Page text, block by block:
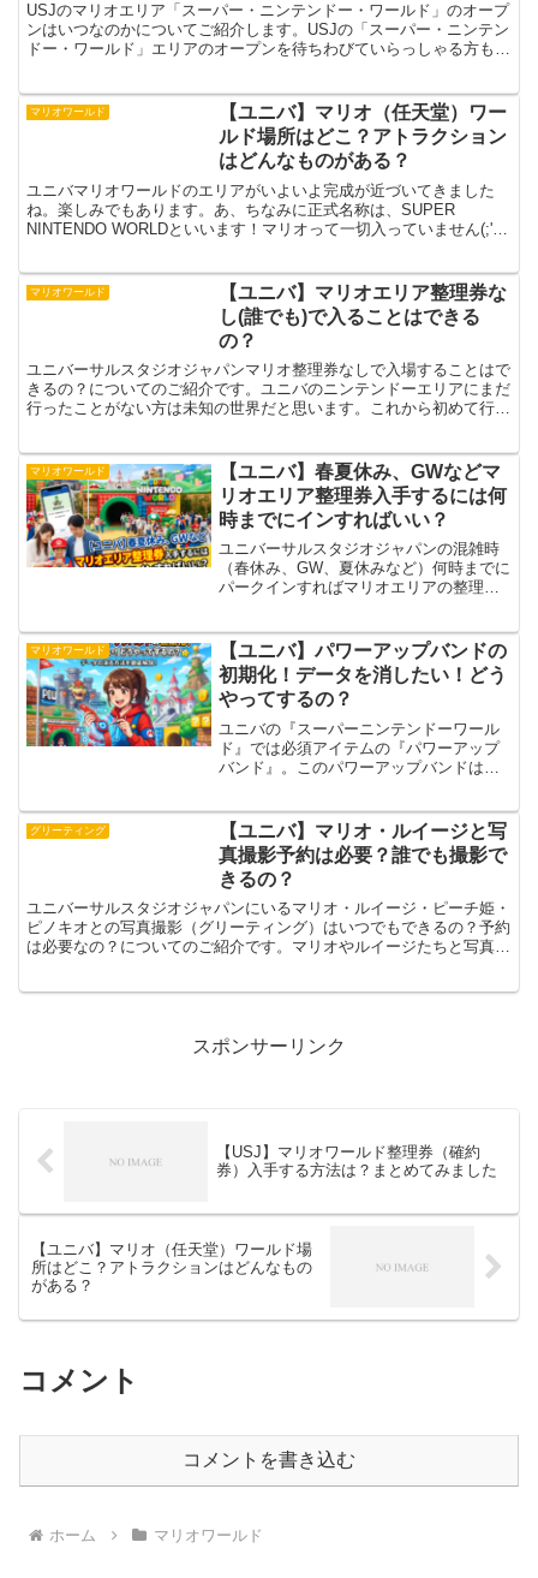
USJのマリオエリア「スーパー・ニンテンドー・ワールド」のオープ
ンはいつなのかについてご紹介します。USJの「スーパー・ニンテン
ドー・ワールド」エリアのオープンを待ちわびていらっしゃる方も多
マリオワールド
【ユニバ】マリオ（任天堂）ワー
ルド場所はどこ？アトラクション
はどんなものがある？
ユニバマリオワールドのエリアがいよいよ完成が近づいてきました
ね。楽しみでもあります。あ、ちなみに正式名称は、SUPER
NINTENDO WORLDといいます！マリオって一切入っていません(;'∀')
マリオワールド
【ユニバ】マリオエリア整理券な
し(誰でも)で入ることはできる
の？
ユニバーサルスタジオジャパンマリオ整理券なしで入場することはで
きるの？についてのご紹介です。ユニバのニンテンドーエリアにまだ
行ったことがない方は未知の世界だと思います。これから初めて行か
マリオワールド
【ユニバ】春夏休み、GWなどマ
リオエリア整理券入手するには何
時までにインすればいい？
ユニバーサルスタジオジャパンの混雑時
（春休み、GW、夏休みなど）何時までに
パークインすればマリオエリアの整理券
テンドーエリア！年間を通して混雑する
時期が沢山あります。混雑...
マリオワールド
【ユニバ】パワーアップバンドの
初期化！データを消したい！どう
やってするの？
ユニバの『スーパーニンテンドーワール
ド』では必須アイテムの『パワーアップ
バンド』。このパワーアップバンドは初
のでしょうか？気になった方は参考にし
てください。ユニバ パワ...
グリーティング
【ユニバ】マリオ・ルイージと写
真撮影予約は必要？誰でも撮影で
きるの？
ユニバーサルスタジオジャパンにいるマリオ・ルイージ・ピーチ姫・
ピノキオとの写真撮影（グリーティング）はいつでもできるの？予約
は必要なの？についてのご紹介です。マリオやルイージたちと写真が
スポンサーリンク
【USJ】マリオワールド整理券（確約
券）入手する方法は？まとめてみました
【ユニバ】マリオ（任天堂）ワールド場
所はどこ？アトラクションはどんなもの
がある？
コメント
コメントを書き込む
ホーム マリオワールド